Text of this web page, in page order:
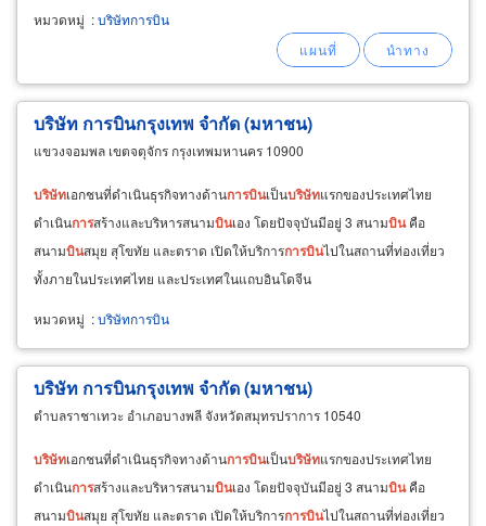
หมวดหมู่ :บริษัทการบิน
บริษัท การบินกรุงเทพ จำกัด (มหาชน)
แขวงจอมพล เขตจตุจักร กรุงเทพมหานคร 10900
บริษัทเอกชนที่ดำเนินธุรกิจทางด้านการบินเป็นบริษัทแรกของประเทศไทย
ดำเนินการสร้างและบริหารสนามบินเอง โดยปัจจุบันมีอยู่ 3 สนามบินคือ
สนามบินสมุย สุโขทัย และตราด เปิดให้บริการการบินไปในสถานที่ท่องเที่ยว
ทั้งภายในประเทศไทย และประเทศในแถบอินโดจีน
หมวดหมู่ :บริษัทการบิน
บริษัท การบินกรุงเทพ จำกัด (มหาชน)
ตำบลราชาเทวะ อำเภอบางพลี จังหวัดสมุทรปราการ 10540
บริษัทเอกชนที่ดำเนินธุรกิจทางด้านการบินเป็นบริษัทแรกของประเทศไทย
ดำเนินการสร้างและบริหารสนามบินเอง โดยปัจจุบันมีอยู่ 3 สนามบินคือ
สนามบินสมุย สุโขทัย และตราด เปิดให้บริการการบินไปในสถานที่ท่องเที่ยว